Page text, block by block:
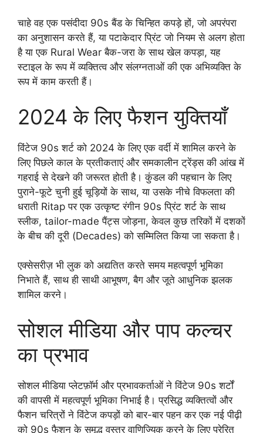
चाहे वह एक पसंदीदा 90s बैंड के चिन्हित कपड़े हों, जो अपरंपरा
का अनुशासन करते हैं, या पटाकेदार प्रिंट जो नियम से अलग होता
है या एक Rural Wear बैक-जरा के साथ खेल कपड़ा, यह
स्टाइल के रूप में व्यक्तित्व और संलग्नताओं की एक अभिव्यक्ति के
रूप में काम करती हैं।
2024 के लिए फैशन युक्तियाँ
विंटेज 90s शर्ट को 2024 के लिए एक वर्दी में शामिल करने के
लिए पिछले काल के प्रतीकताएं और समकालीन ट्रेंड्स की आंख में
गहराई से देखने की जरूरत होती है। कुंडल की पहचान के लिए
पुराने-फूटे चुनी हुई चूड़ियों के साथ, या उसके नीचे विफलता की
धराती Ritap पर एक उत्कृष्ट रंगीन 90s प्रिंट शर्ट के साथ
स्लीक, tailor-made पैंट्स जोड़ना, केवल कुछ तरिकों में दशकों
के बीच की दूरी (Decades) को सम्मिलित किया जा सकता है।
एक्सेसरीज़ भी लुक को अद्यतित करते समय महत्वपूर्ण भूमिका
निभाते हैं, साथ ही साथी आभूषण, बैग और जूते आधुनिक झलक
शामिल करने।
सोशल मीडिया और पाप कल्चर
का प्रभाव
सोशल मीडिया प्लेटफ़ॉर्म और प्रभावकर्ताओं ने विंटेज 90s शर्टों
की वापसी में महत्वपूर्ण भूमिका निभाई है। प्रसिद्ध व्यक्तित्वों और
फैशन चरित्रों ने विंटेज कपड़ों को बार-बार पहन कर एक नई पीढ़ी
को 90s फैशन के समृद्ध वस्त्र वाणिज्यिक करने के लिए प्रेरित